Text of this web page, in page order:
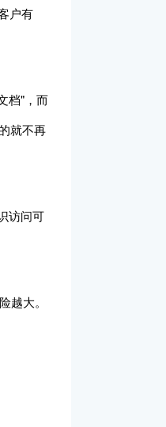
户有
档"，而
就不再
访问可
越大。